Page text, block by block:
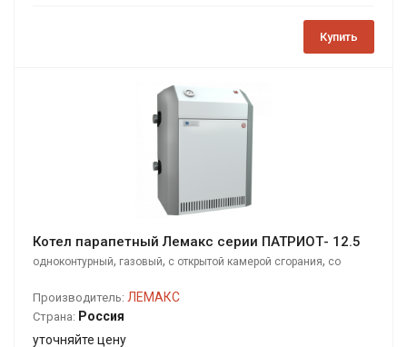
Купить
Котел парапетный Лемакс серии ПАТРИОТ- 12.5
одноконтурный, газовый, с открытой камерой сгорания, со
Производитель: ЛЕМАКС
Страна: Россия
уточняйте цену